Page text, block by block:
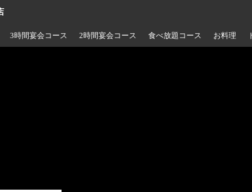
3時間宴会コース 2時間宴会コース 食べ放題コース お料理